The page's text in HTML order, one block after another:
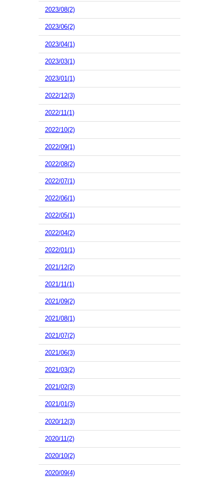
2023/08(2)
2023/06(2)
2023/04(1)
2023/03(1)
2023/01(1)
2022/12(3)
2022/11(1)
2022/10(2)
2022/09(1)
2022/08(2)
2022/07(1)
2022/06(1)
2022/05(1)
2022/04(2)
2022/01(1)
2021/12(2)
2021/11(1)
2021/09(2)
2021/08(1)
2021/07(2)
2021/06(3)
2021/03(2)
2021/02(3)
2021/01(3)
2020/12(3)
2020/11(2)
2020/10(2)
2020/09(4)